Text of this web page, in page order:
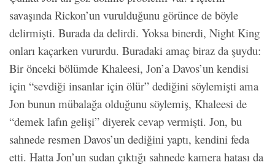
savaşında Rickon’un vurulduğunu görünce de böyle
delirmişti. Burada da delirdi. Yoksa binerdi, Night King
onları kaçarken vururdu. Buradaki amaç biraz da şuydu:
Bir önceki bölümde Khaleesi, Jon’a Davos’un kendisi
için “sevdiği insanlar için ölür” dediğini söylemişti ama
Jon bunun mübalağa olduğunu söylemiş, Khaleesi de
“demek lafın gelişi” diyerek cevap vermişti. Jon, bu
sahnede resmen Davos’un dediğini yaptı, kendini feda
etti. Hatta Jon’un sudan çıktığı sahnede kamera hatası da